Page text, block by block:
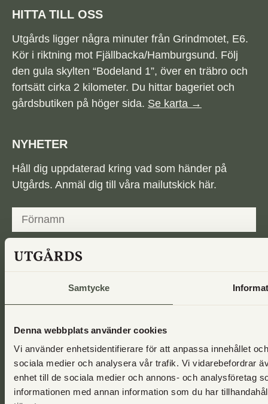
Samtycke
Denna webbplats använder cookies
Vi använder enhetsidentifierare för att anpassa innehållet
sociala medier och analysera vår trafik. Vi vidarebefordrar
enhet till de sociala medier och annons- och analysföretag
informationen med annan information som du har
HITTA TILL OSS
Utgårds ligger några minuter från Grindmotet, E6.
Kör i riktning mot Fjällbacka/Hamburgsund. Följ
den gula skylten “Bodeland 1”, över en träbro och
fortsätt cirka 2 kilometer. Du hittar bageriet och
gårdsbutiken på höger sida. Se karta →
NYHETER
Håll dig uppdaterad kring vad som händer på
Utgårds. Anmäl dig till våra mailutskick här.
integritetspolicyn
FÖLJ OSS PÅ SOCIALA MEDIER
Facebook